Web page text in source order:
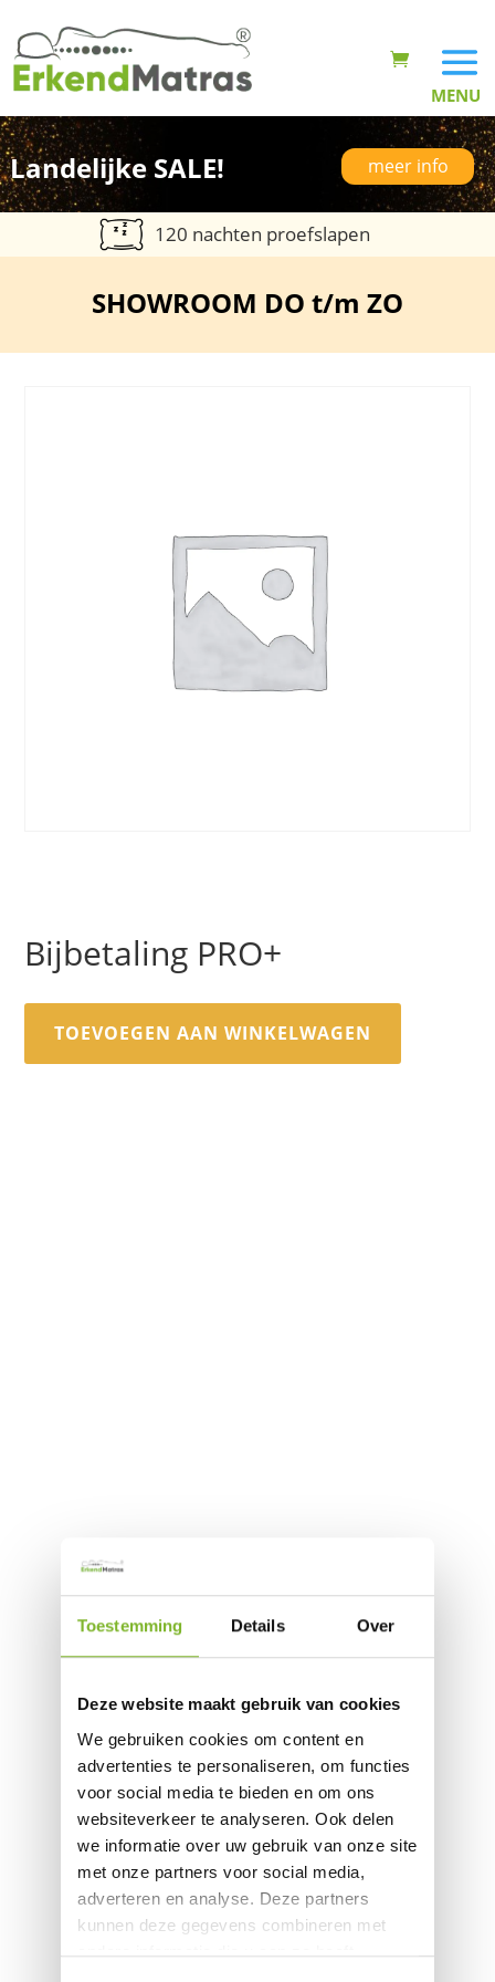
Toestemming Details Over
Deze website maakt gebruik van cookies
We gebruiken cookies om content en
advertenties te personaliseren, om functies
voor social media te bieden en om ons
websiteverkeer te analyseren. Ook delen
we informatie over uw gebruik van onze site
met onze partners voor social media,
adverteren en analyse. Deze partners
kunnen deze gegevens combineren met
Landelijke SALE! meer info
120 nachten proefslapen
SHOWROOM DO t/m ZO
Bijbetaling PRO+
TOEVOEGEN AAN WINKELWAGEN